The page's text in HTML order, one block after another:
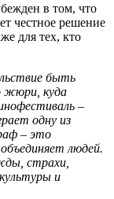
в том, что
честное решение
для тех, кто
быть
жюри, куда
–
одну из
– это
людей.
страхи,
и